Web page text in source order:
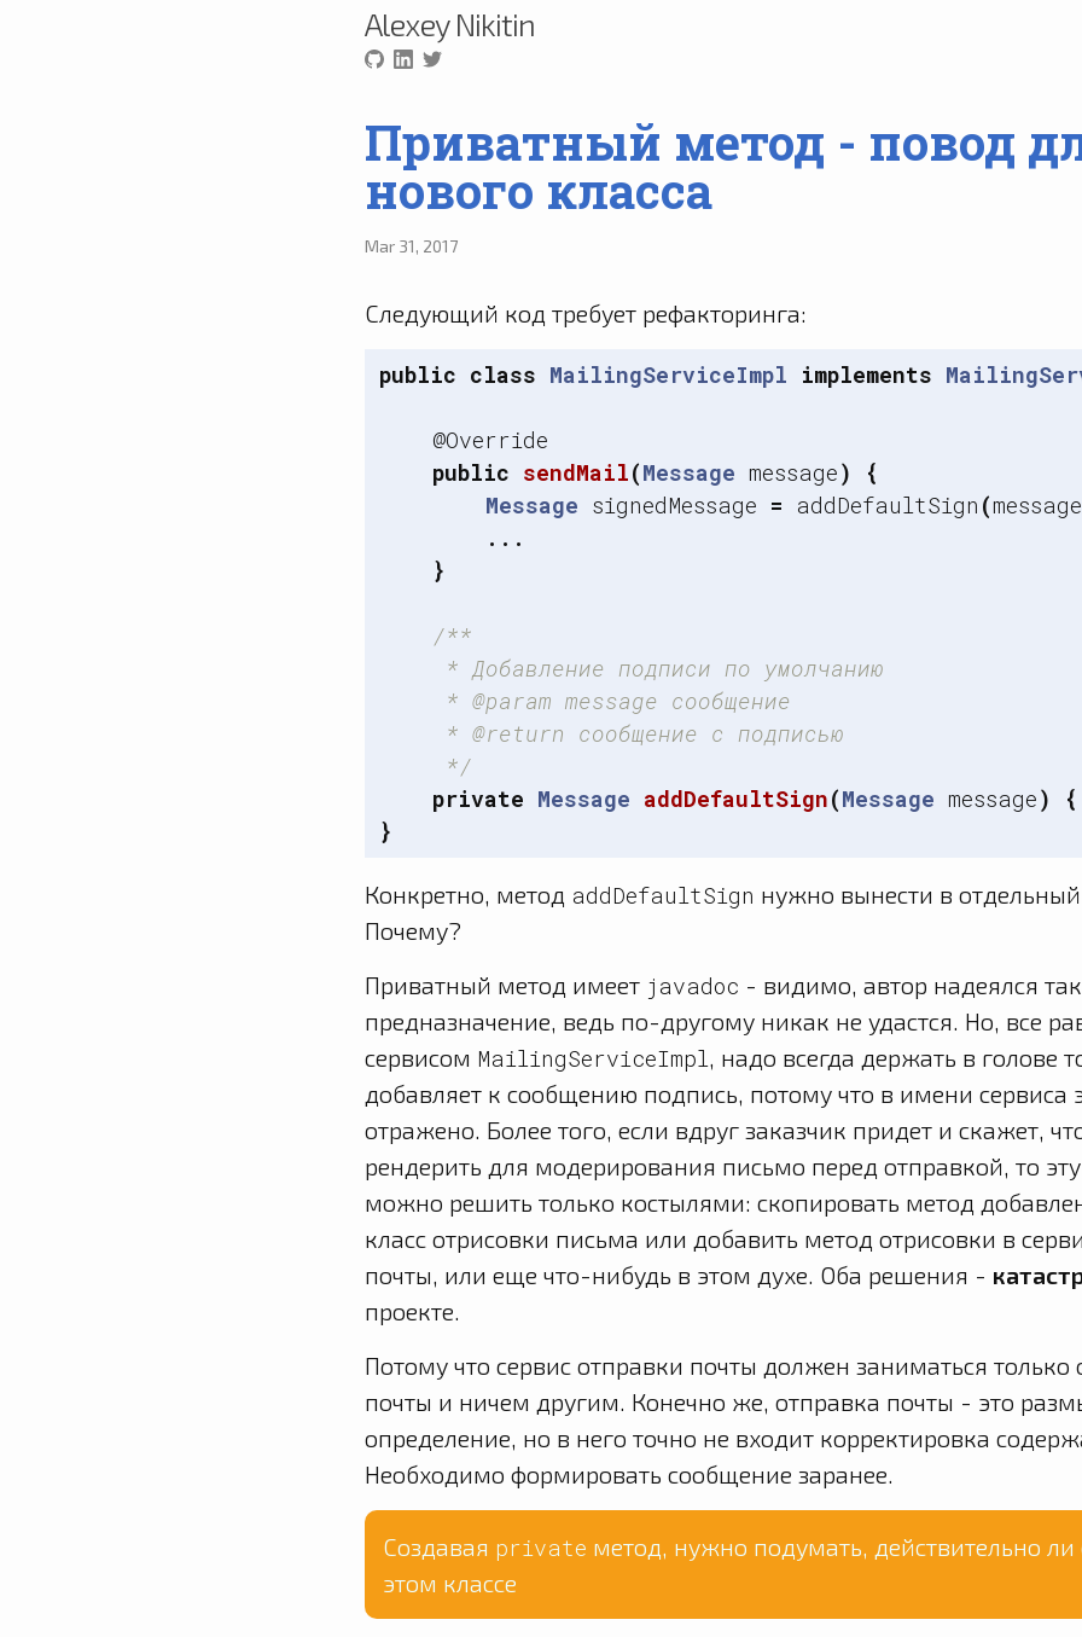
Alexey Nikitin
Приватный метод - повод
нового класса
Mar 31, 2017
Следующий код требует рефакторинга:
public class MailingServiceImpl implements
@Override
public sendMail(Message message)
{
Message signedMessage = addDefaultSign (message
...
}
/**
     * Добавление подписи по умолчанию
     * @param message сообщение
     * @return сообщение с подписью
     */
private Message addDefaultSign(Message message) {
}
Конкретно, метод addDefaultSign нужно вынести в отдельный
Почему?
Приватный метод имеет javadoc - видимо, автор надеялся
предназначение, ведь по-другому никак не удастся. Но, все
сервисом MailingServiceImpl, надо всегда держать в голове
добавляет к сообщению подпись, потому что в имени сервиса
отражено. Более того, если вдруг заказчик придет и скажет,
рендерить для модерирования письмо перед отправкой, то
можно решить только костылями: скопировать метод
класс отрисовки письма или добавить метод отрисовки в
почты, или еще что-нибудь в этом духе. Оба решения -
проекте.
Потому что сервис отправки почты должен заниматься только
почты и ничем другим. Конечно же, отправка почты - это
определение, но в него точно не входит корректировка
Необходимо формировать сообщение заранее.
Создавая private метод, нужно подумать, действительно ли
этом классе